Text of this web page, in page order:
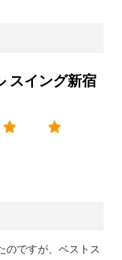
スイング新宿
のですが、ベストス